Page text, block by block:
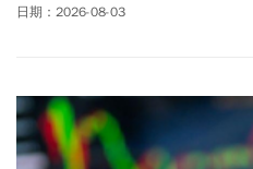
元，收益率為28.46%。大家最關
勞保基金規模為1兆6821億元，收
億元，收益率26.98%，受農退基
這筆勞退分紅何時才能領？勞退基
日期：2026-08-03